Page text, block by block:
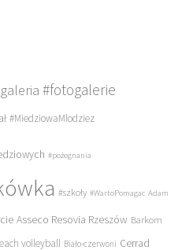
#fotogalerie
#MiedziowaMlodziez
#pożegnania
#szkoły #WartoPomagac Adam
Asseco Resovia Rzeszów Barkom
volleyball Biało-czerwoni Cerrad